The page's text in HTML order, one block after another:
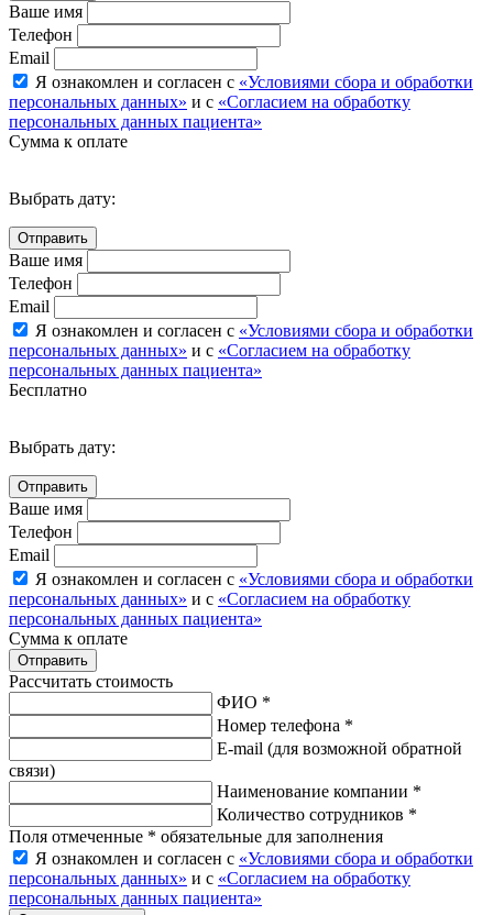
Ваше имя
Телефон
Email
Я ознакомлен и согласен с «Условиями сбора и обработки
персональных данных» и с «Согласием на обработку
персональных данных пациента»
Сумма к оплате
Выбрать дату:
Ваше имя
Телефон
Email
Я ознакомлен и согласен с «Условиями сбора и обработки
персональных данных» и с «Согласием на обработку
персональных данных пациента»
Бесплатно
Выбрать дату:
Ваше имя
Телефон
Email
Я ознакомлен и согласен с «Условиями сбора и обработки
персональных данных» и с «Согласием на обработку
персональных данных пациента»
Сумма к оплате
Рассчитать стоимость
ФИО *
Номер телефона *
E-mail (для возможной обратной
связи)
Наименование компании *
Количество сотрудников *
Поля отмеченные * обязательные для заполнения
Я ознакомлен и согласен с «Условиями сбора и обработки
персональных данных» и с «Согласием на обработку
персональных данных пациента»